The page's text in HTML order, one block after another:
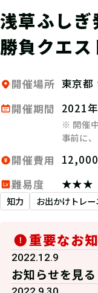
浅草ふし
勝負クエス
開催場所 東京都
開催期間
2021
※ 開催
事前に
開催費用
難易度
★★★
知力 お出かけトレ
重要なお
2022.12.9
お知らせを見る